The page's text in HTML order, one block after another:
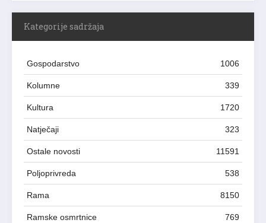
Kategorije sadržaja
Gospodarstvo 1006
Kolumne 339
Kultura 1720
Natječaji 323
Ostale novosti 11591
Poljoprivreda 538
Rama 8150
Ramske osmrtnice 769